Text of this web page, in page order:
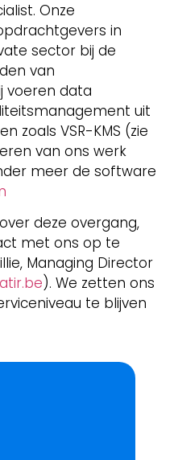
Onze
in
sector bij de
van
voeren data
uit
zoals VSR-KMS (zie
van ons werk
meer de software
deze overgang,
met ons op te
Managing Director
). We zetten ons
te blijven